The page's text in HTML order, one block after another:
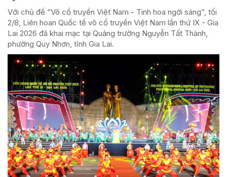
Với chủ đề “Võ cổ truyền Việt Nam - Tinh hoa ngời sáng”, tối
2/8, Liên hoan Quốc tế võ cổ truyền Việt Nam lần thứ IX - Gia
Lai 2026 đã khai mạc tại Quảng trường Nguyễn Tất Thành,
phường Quy Nhơn, tỉnh Gia Lai.